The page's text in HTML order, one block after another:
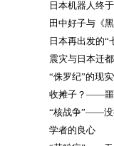
日本机器人终
田中好子与《黑
日本再出发的“
震灾与日本迁
“侏罗纪”的现
收摊子？——噩
“核战争”——没
学者的良心